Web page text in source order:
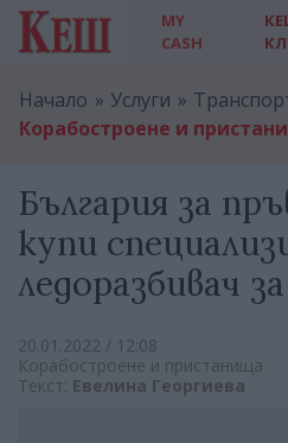
MY
CASH
Начало Услуги
Корабостроене и
България за
купи
ледоразбивач
20.01.2022 / 12:08
Корабостроене и пристанища
Текст: Евелина Георгиева